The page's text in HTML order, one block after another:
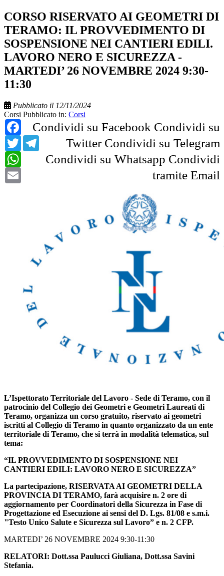
CORSO RISERVATO AI GEOMETRI DI
TERAMO: IL PROVVEDIMENTO DI
SOSPENSIONE NEI CANTIERI EDILI.
LAVORO NERO E SICUREZZA -
MARTEDI’ 26 NOVEMBRE 2024 9:30-
11:30
Pubblicato il 12/11/2024
Corsi Pubblicato in: Corsi
Condividi su Facebook
Facebook
Condividi su
Twitter
Twitter Condividi su Telegram
Telegram
Condividi su Whatsapp
WhatsApp
Condividi
tramite Email
L’Ispettorato Territoriale del Lavoro - Sede di Teramo, con il
patrocinio del Collegio dei Geometri e Geometri Laureati di
Teramo, organizza un corso gratuito, riservato ai geometri
iscritti al Collegio di Teramo in quanto organizzato da un ente
territoriale di Teramo, che si terrà in modalità telematica, sul
tema:
“IL PROVVEDIMENTO DI SOSPENSIONE NEI
CANTIERI EDILI: LAVORO NERO E SICUREZZA”
La partecipazione, RISERVATA AI GEOMETRI DELLA
PROVINCIA DI TERAMO, farà acquisire n. 2 ore di
aggiornamento per Coordinatori della Sicurezza in Fase di
Progettazione ed Esecuzione ai sensi del D. Lgs. 81/08 e s.m.i.
"Testo Unico Salute e Sicurezza sul Lavoro” e n. 2 CFP.
MARTEDI’ 26 NOVEMBRE 2024 9:30-11:30
RELATORI: Dott.ssa Paulucci Giuliana, Dott.ssa Savini
Stefania.